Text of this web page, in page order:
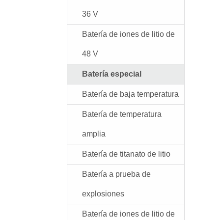
36 V
Batería de iones de litio de
48 V
Batería especial
Batería de baja temperatura
Batería de temperatura
amplia
Batería de titanato de litio
Batería a prueba de
explosiones
Batería de iones de litio de